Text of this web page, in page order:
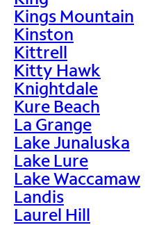
Kings Mountain
Kinston
Kittrell
Kitty Hawk
Knightdale
Kure Beach
La Grange
Lake Junaluska
Lake Lure
Lake Waccamaw
Landis
Laurel Hill